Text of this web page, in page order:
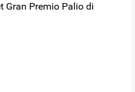
Gran Premio Palio di